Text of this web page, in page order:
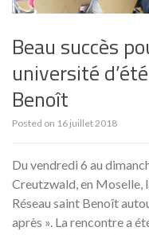
Beau succès
université
Benoît
Posted on 16 juillet 2018
Du vendredi 6 au
Creutzwald, en Moselle,
Réseau saint Benoît
après ». La rencontre a